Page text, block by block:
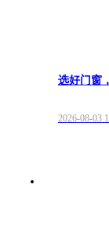
选好门窗
2026-08-03